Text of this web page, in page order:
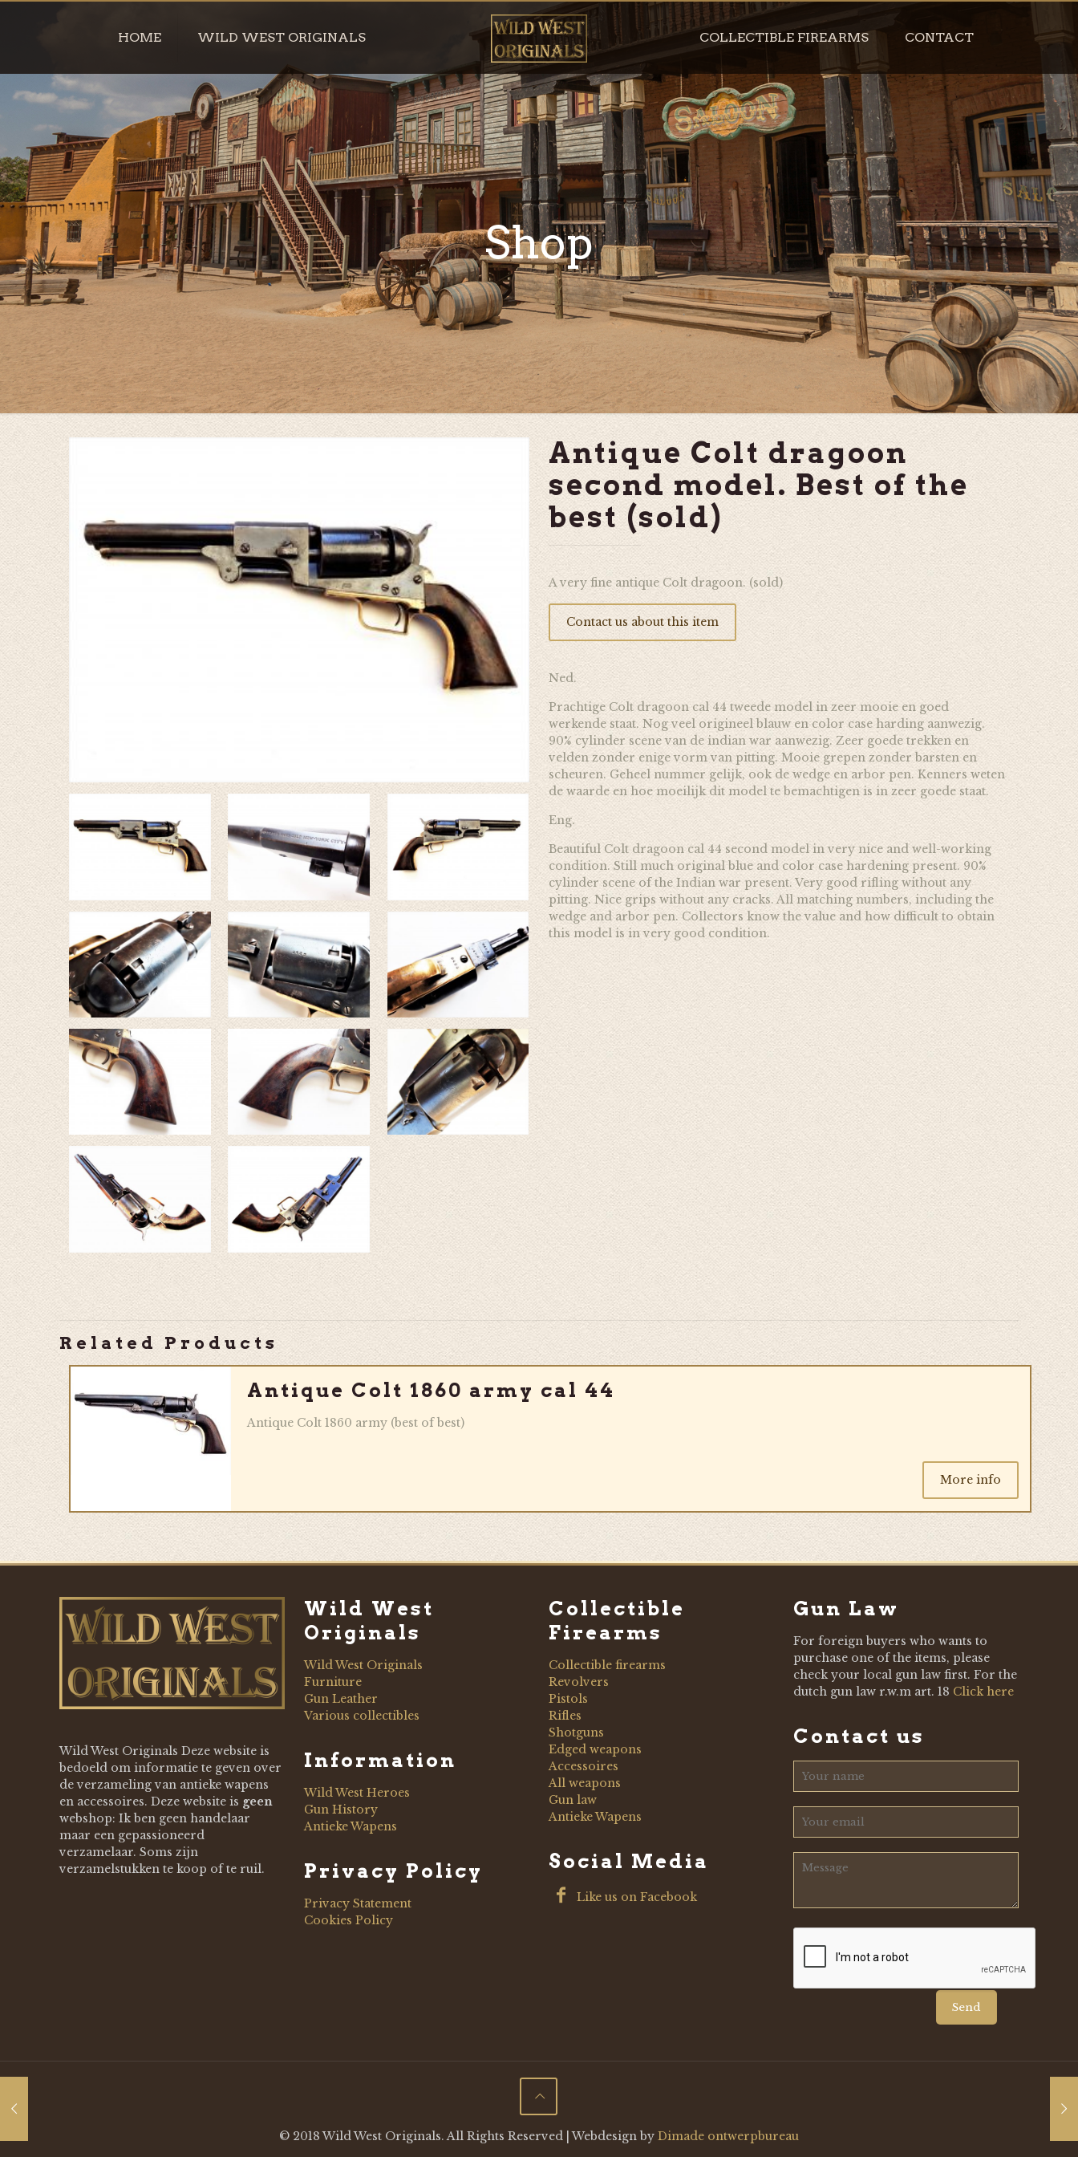
HOME WILD WEST ORIGINALS COLLECTIBLE FIREARMS CONTACT
Shop
Antique Colt dragoon
second model. Best of the
best (sold)
A very fine antique Colt dragoon. (sold)
Contact us about this item
Ned.
Prachtige Colt dragoon cal 44 tweede model in zeer mooie en goed
werkende staat. Nog veel origineel blauw en color case harding aanwezig.
90% cylinder scene van de indian war aanwezig. Zeer goede trekken en
velden zonder enige vorm van pitting. Mooie grepen zonder barsten en
scheuren. Geheel nummer gelijk, ook de wedge en arbor pen. Kenners weten
de waarde en hoe moeilijk dit model te bemachtigen is in zeer goede staat.
Eng.
Beautiful Colt dragoon cal 44 second model in very nice and well-working
condition. Still much original blue and color case hardening present. 90%
cylinder scene of the Indian war present. Very good rifling without any
pitting. Nice grips without any cracks. All matching numbers, including the
wedge and arbor pen. Collectors know the value and how difficult to obtain
this model is in very good condition.
Related Products
Antique Colt 1860 army cal 44
Antique Colt 1860 army (best of best)
More info
Wild West Originals Deze website is
bedoeld om informatie te geven over
de verzameling van antieke wapens
en accessoires. Deze website is geen
webshop: Ik ben geen handelaar
maar een gepassioneerd
verzamelaar. Soms zijn
verzamelstukken te koop of te ruil.
Wild West
Originals
Wild West Originals
Furniture
Gun Leather
Various collectibles
Information
Wild West Heroes
Gun History
Antieke Wapens
Privacy Policy
Privacy Statement
Cookies Policy
Collectible
Firearms
Collectible firearms
Revolvers
Pistols
Rifles
Shotguns
Edged weapons
Accessoires
All weapons
Gun law
Antieke Wapens
Social Media
Like us on Facebook
Gun Law
For foreign buyers who wants to
purchase one of the items, please
check your local gun law first. For the
dutch gun law r.w.m art. 18 Click here
Contact us
© 2018 Wild West Originals. All Rights Reserved | Webdesign by Dimade ontwerpbureau